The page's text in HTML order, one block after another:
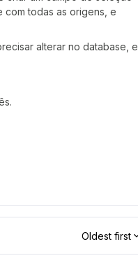
com todas as origens, e
alterar no database, e
Oldest first